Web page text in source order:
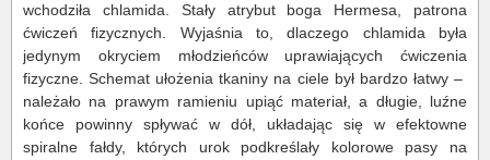
wchodziła chlamida. Stały atrybut boga Hermesa, patrona
ćwiczeń fizycznych. Wyjaśnia to, dlaczego chlamida była
jedynym okryciem młodzieńców uprawiających ćwiczenia
fizyczne. Schemat ułożenia tkaniny na ciele był bardzo łatwy –
należało na prawym ramieniu upiąć materiał, a długie, luźne
końce powinny spływać w dół, układając się w efektowne
spiralne fałdy, których urok podkreślały kolorowe pasy na